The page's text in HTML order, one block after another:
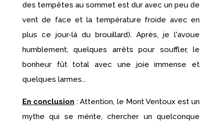
des tempêtes au sommet est dur avec un peu de
vent de face et la température froide avec en
plus ce jour-là du brouillard). Après, je l'avoue
humblement, quelques arrêts pour souffler, le
bonheur fût total avec une joie immense et
quelques larmes...
En conclusion : Attention, le Mont Ventoux est un
mythe qui se mérite, chercher un quelconque